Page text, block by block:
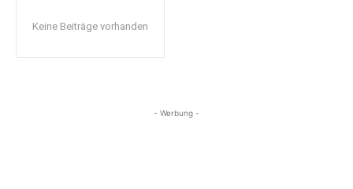
Keine Beiträge vorhanden
- Werbung -